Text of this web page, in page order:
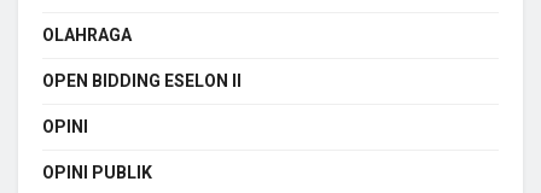
OLAHRAGA
OPEN BIDDING ESELON II
OPINI
OPINI PUBLIK